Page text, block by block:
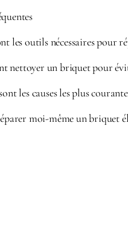
les outils nécessaires pour
nettoyer un briquet pour
les causes les plus
moi-même un briquet